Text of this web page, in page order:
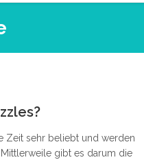
Zeit sehr beliebt und werden
gibt es darum die